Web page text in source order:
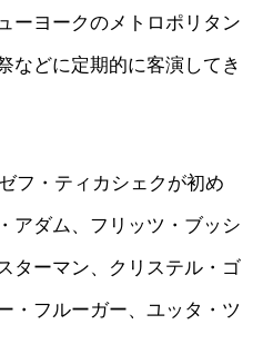
ーヨークのメトロポリタン
などに定期的に客演してき
フ・ティカシェクが初め
アダム、フリッツ・ブッシ
ターマン、クリステル・ゴ
・フルーガー、ユッタ・ツ